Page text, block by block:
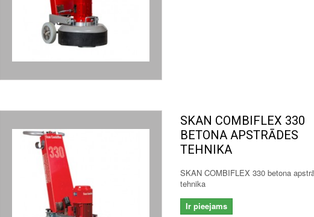
SKAN COMBIFLEX 330
BETONA APSTRĀDES
TEHNIKA
SKAN COMBIFLEX 330 betona
tehnika
Ir pieejams